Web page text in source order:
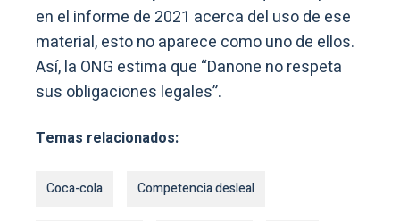
en el informe de 2021 acerca del uso de ese
material, esto no aparece como uno de ellos.
Así, la ONG estima que “Danone no respeta
sus obligaciones legales”.
Temas relacionados:
Coca-cola Competencia desleal